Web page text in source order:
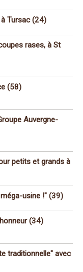
Tursac (24)
rases, à St
(58)
Auvergne-
petits et grands à
usine !" (39)
(34)
traditionnelle" avec